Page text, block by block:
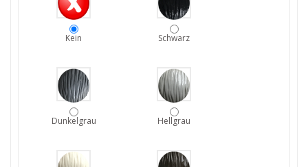
Kein Schwarz
Dunkelgrau Hellgrau